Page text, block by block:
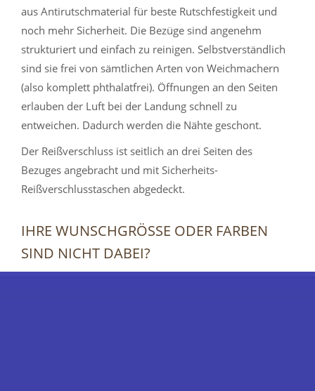
aus Antirutschmaterial für beste Rutschfestigkeit und
noch mehr Sicherheit. Die Bezüge sind angenehm
strukturiert und einfach zu reinigen. Selbstverständlich
sind sie frei von sämtlichen Arten von Weichmachern
(also komplett phthalatfrei). Öffnungen an den Seiten
erlauben der Luft bei der Landung schnell zu
entweichen. Dadurch werden die Nähte geschont.
Der Reißverschluss ist seitlich an drei Seiten des
Bezuges angebracht und mit Sicherheits-
Reißverschlusstaschen abgedeckt.
IHRE WUNSCHGRÖSSE ODER FARBEN S
IND NICHT DABEI?